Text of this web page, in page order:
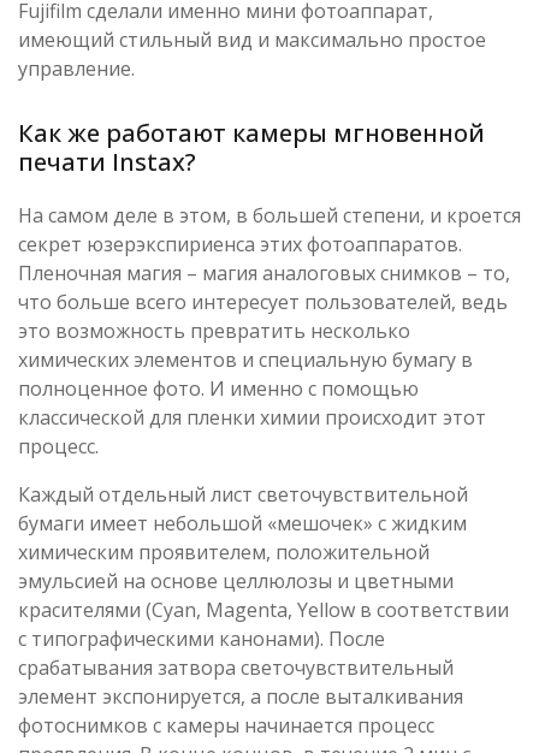
Fujifilm сделали именно мини фотоаппарат,
имеющий стильный вид и максимально простое
управление.
Как же работают камеры мгновенной
печати Instax?
На самом деле в этом, в большей степени, и кроется
секрет юзерэкспириенса этих фотоаппаратов.
Пленочная магия – магия аналоговых снимков – то,
что больше всего интересует пользователей, ведь
это возможность превратить несколько
химических элементов и специальную бумагу в
полноценное фото. И именно с помощью
классической для пленки химии происходит этот
процесс.
Каждый отдельный лист светочувствительной
бумаги имеет небольшой «мешочек» с жидким
химическим проявителем, положительной
эмульсией на основе целлюлозы и цветными
красителями (Cyan, Magenta, Yellow в соответствии
с типографическими канонами). После
срабатывания затвора светочувствительный
элемент экспонируется, а после выталкивания
фотоснимков с камеры начинается процесс